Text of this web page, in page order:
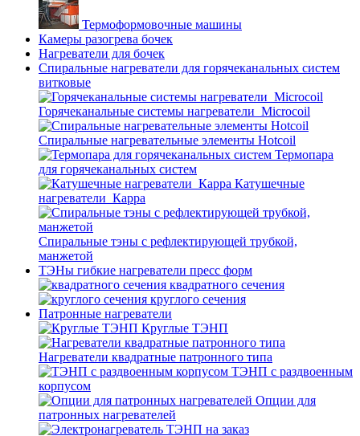
Термоформовочные машины
Камеры разогрева бочек
Нагреватели для бочек
Спиральные нагреватели для горячеканальных систем
витковые
Горячеканальные системы нагреватели_Microcoil
Спиральные нагревательные элементы Hotcoil
Термопара
для горячеканальных систем
Катушечные
нагреватели_Карра
Спиральные тэны с рефлектирующей трубкой,
манжетой
ТЭНы гибкие нагреватели пресс форм
квадратного сечения
круглого сечения
Патронные нагреватели
Круглые ТЭНП
Нагреватели квадратные патронного типа
ТЭНП с раздвоенным
корпусом
Опции для
патронных нагревателей